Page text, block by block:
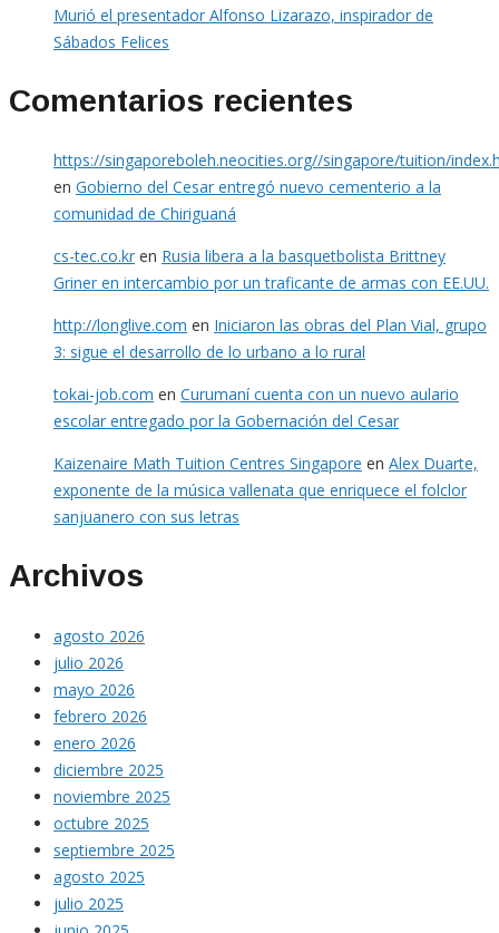
Murió el presentador Alfonso Lizarazo, inspirador de
Sábados Felices
Comentarios recientes
https://singaporeboleh.neocities.org//singapore/tuition/
en Gobierno del Cesar entregó nuevo cementerio a la
comunidad de Chiriguaná
cs-tec.co.kr en Rusia libera a la basquetbolista Brittney
Griner en intercambio por un traficante de armas con EE.UU.
http://longlive.com en Iniciaron las obras del Plan Vial, grupo
3: sigue el desarrollo de lo urbano a lo rural
tokai-job.com en Curumaní cuenta con un nuevo aulario
escolar entregado por la Gobernación del Cesar
Kaizenaire Math Tuition Centres Singapore en Alex Duarte,
exponente de la música vallenata que enriquece el folclor
sanjuanero con sus letras
Archivos
agosto 2026
julio 2026
mayo 2026
febrero 2026
enero 2026
diciembre 2025
noviembre 2025
octubre 2025
septiembre 2025
agosto 2025
julio 2025